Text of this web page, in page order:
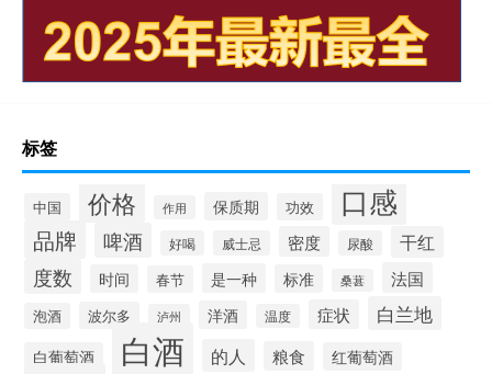
标签
中国 价格 作用 保质期 功效 口感
品牌 啤酒 好喝 威士忌 密度 尿酸 干红
度数 时间 春节 是一种 标准 桑葚 法国
泡酒 波尔多 泸州 洋酒 温度 症状 白兰地
白葡萄酒 白酒 的人 粮食 红葡萄酒